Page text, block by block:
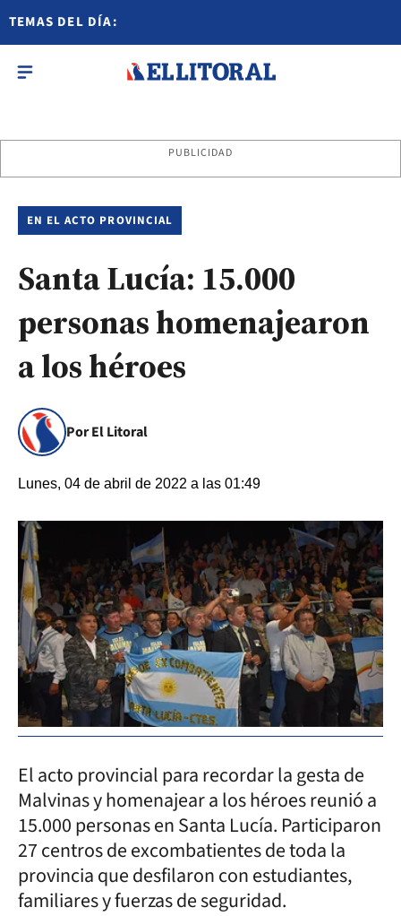
TEMAS DEL DÍA:
PUBLICIDAD
EN EL ACTO PROVINCIAL
Santa Lucía: 15.000
personas homenajearon
a los héroes
Por El Litoral
Lunes, 04 de abril de 2022 a las 01:49
El acto provincial para recordar la gesta de
Malvinas y homenajear a los héroes reunió a
15.000 personas en Santa Lucía. Participaron
27 centros de excombatientes de toda la
provincia que desfilaron con estudiantes,
familiares y fuerzas de seguridad.